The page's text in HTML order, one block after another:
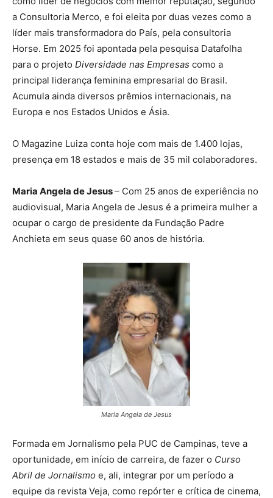
a Consultoria Merco, e foi eleita por duas vezes como a
líder mais transformadora do País, pela consultoria
Horse. Em 2025 foi apontada pela pesquisa Datafolha
para o projeto Diversidade nas Empresas como a
principal liderança feminina empresarial do Brasil.
Acumula ainda diversos prêmios internacionais, na
Europa e nos Estados Unidos e Ásia.
O Magazine Luiza conta hoje com mais de 1.400 lojas,
presença em 18 estados e mais de 35 mil colaboradores.
Maria Angela de Jesus– Com 25 anos de experiência no
audiovisual, Maria Angela de Jesus é a primeira mulher a
ocupar o cargo de presidente da Fundação Padre
Anchieta em seus quase 60 anos de história.
Maria Angela de Jesus
Formada em Jornalismo pela PUC de Campinas, teve a
oportunidade, em início de carreira, de fazer o Curso
Abril de Jornalismo e, ali, integrar por um período a
equipe da revista Veja, como repórter e crítica de cinema,